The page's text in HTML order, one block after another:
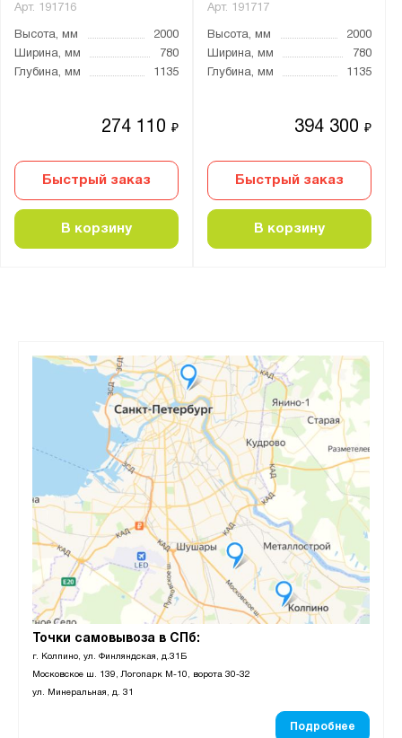
Точки самовывоза в СПб:
г. Колпино, ул. Финляндская, д.31Б
Московское ш. 139, Логопарк М-10, ворота 30-32
ул. Минеральная, д. 31
Подробнее
Арт. 191716
Высота, мм
2000
Ширина, мм
780
Глубина, мм
1135
274 110₽
Быстрый заказ
В корзину
Арт. 191717
Высота, мм
2000
Ширина, мм
780
Глубина, мм
1135
394 300₽
Быстрый заказ
В корзину